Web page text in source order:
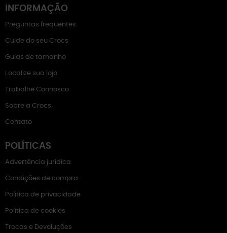
INFORMAÇÃO
Preguntas frequentes
Cuide do seu Crocs
Guias de tamanho
Localize sua loja
Trabalhe Connosco
Sobre a Crocs
Contato
POLÍTICAS
Advertência jurídica
Condições de compra
Política de privacidade
Política de cookies
Trocas e Devoluções